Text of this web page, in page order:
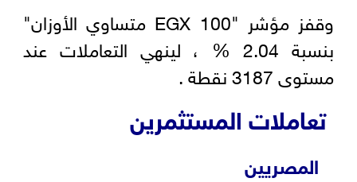
وقفز مؤشر "EGX 100 متساوي الأوزان"
بنسبة 2.04 % ، لينهي التعاملات عند
مستوى 3187 نقطة .
تعاملات المستثمرين
المصريين